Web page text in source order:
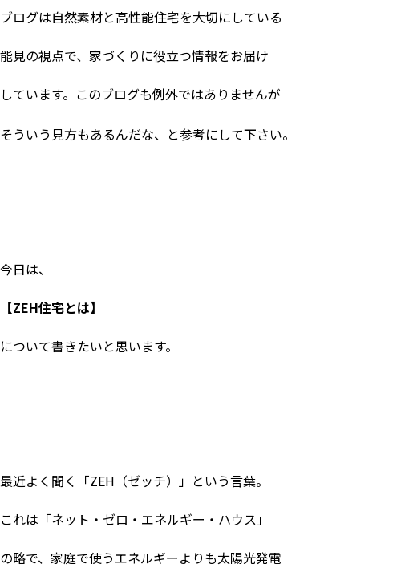
ブログは自然素材と高性能住宅を大切にしている
能見の視点で、家づくりに役立つ情報をお届け
しています。このブログも例外ではありませんが
そういう見方もあるんだな、と参考にして下さい。
今日は、
【ZEH住宅とは】
について書きたいと思います。
最近よく聞く「ZEH （ゼッチ）」という言葉。
これは「ネット・ゼロ・エネルギー・ハウス」
の略で、家庭で使うエネルギーよりも太陽光発電